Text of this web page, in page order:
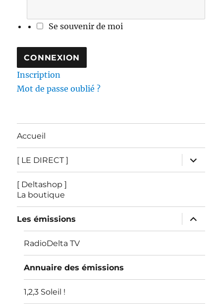
Se souvenir de moi
Inscription
Mot de passe oublié ?
Accueil
[ LE DIRECT ]
ouvrir
le
sous-
[ Deltashop ]
La boutique
Les émissions
ouvrir
le
sous-
RadioDelta TV
Annuaire des émissions
1,2,3 Soleil !